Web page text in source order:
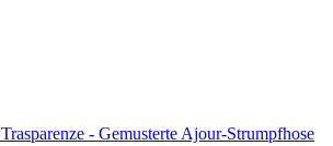
Trasparenze - Gemusterte Ajour-Strumpfhose